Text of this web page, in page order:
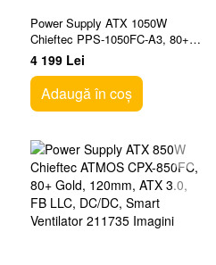
Power Supply ATX 1050W
Chieftec PPS-1050FC-A3, 80+
Gold, ATX 3.0, 135mm, HB
LLC+DC-DC, Full MAir
Conditionerlar
4 199 Lei
Adaugă în coș